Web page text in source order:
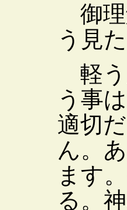
御理
う見
軽う
う事
適切
ん。
ます
る。